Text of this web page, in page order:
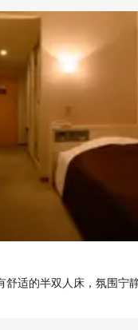
舒适的半双人床，氛围宁静